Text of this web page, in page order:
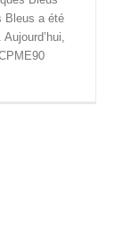
Bleus a été